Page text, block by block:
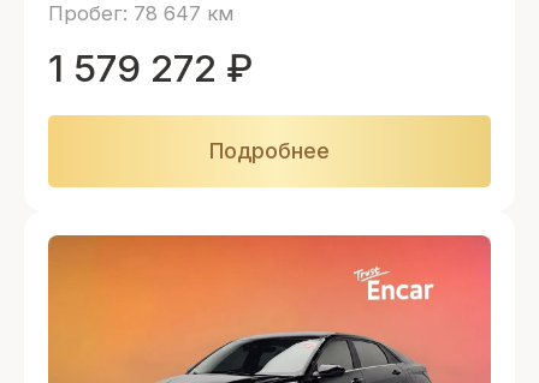
Пробег: 78 647 км
1 579 272 ₽
Подробнее